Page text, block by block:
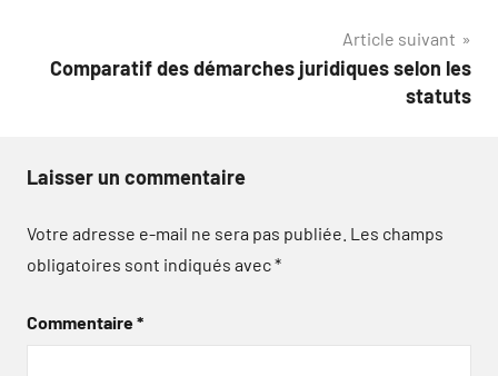
Article suivant
Comparatif des démarches juridiques selon les
statuts
Laisser un commentaire
Votre adresse e-mail ne sera pas publiée. Les champs
obligatoires sont indiqués avec*
Commentaire*